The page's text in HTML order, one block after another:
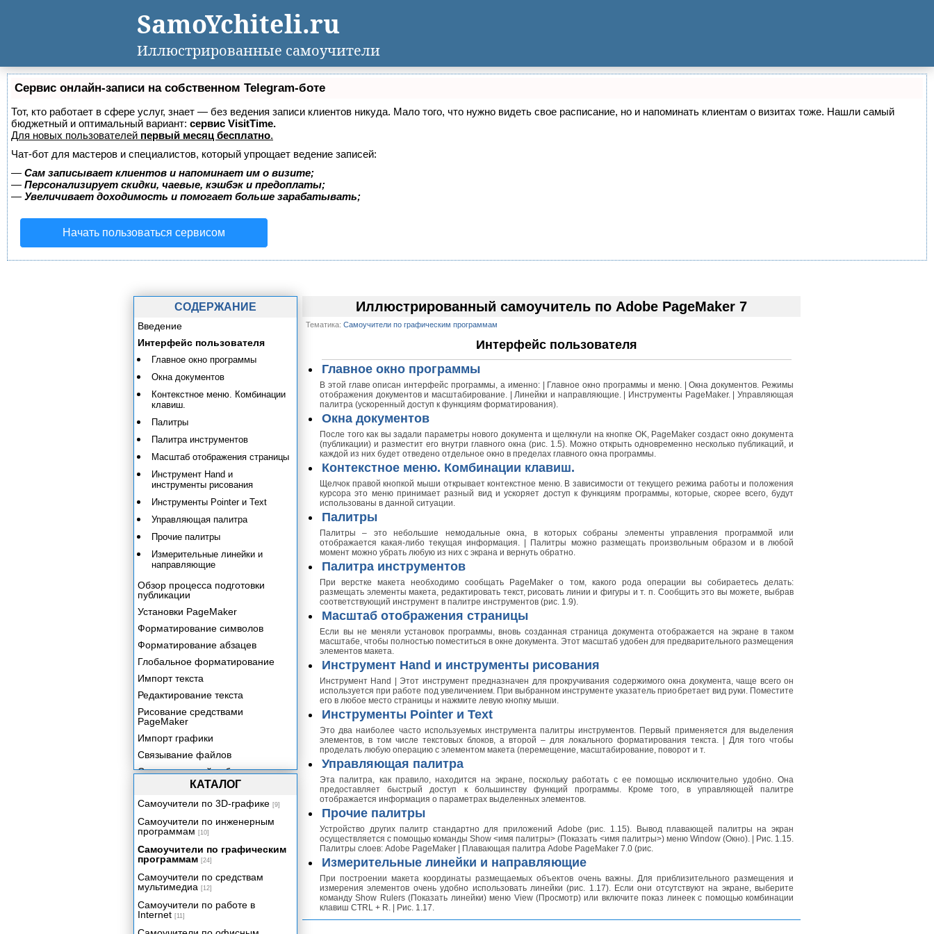
Сервис онлайн-записи на собственном Telegram-боте
Тот, кто работает в сфере услуг, знает — без ведения записи клиентов никуда. Мало того, что нужно видеть свое расписание, но и напоминать клиентам о визитах тоже. Нашли самый
бюджетный и оптимальный вариант: сервис VisitTime.
Для новых пользователей первый месяц бесплатно.
Чат-бот для мастеров и специалистов, который упрощает ведение записей:
— Сам записывает клиентов и напоминает им о визите;
— Персонализирует скидки, чаевые, кэшбэк и предоплаты;
— Увеличивает доходимость и помогает больше зарабатывать;
Начать пользоваться сервисом
Иллюстрированный самоучитель по Adobe PageMaker 7
Тематика: Самоучители по графическим программам
Интерфейс пользователя
Главное окно программы
В этой главе описан интерфейс программы, а именно: | Главное окно программы и меню. | Окна документов. Режимы
отображения документов и масштабирование. | Линейки и направляющие. | Инструменты PageMaker. | Управляющая
палитра (ускоренный доступ к функциям форматирования).
Окна документов
После того как вы задали параметры нового документа и щелкнули на кнопке OK, PageMaker создаст окно документа
(публикации) и разместит его внутри главного окна (рис. 1.5). Можно открыть одновременно несколько публикаций, и
каждой из них будет отведено отдельное окно в пределах главного окна программы.
Контекстное меню. Комбинации клавиш.
Щелчок правой кнопкой мыши открывает контекстное меню. В зависимости от текущего режима работы и положения
курсора это меню принимает разный вид и ускоряет доступ к функциям программы, которые, скорее всего, будут
использованы в данной ситуации.
Палитры
Палитры – это небольшие немодальные окна, в которых собраны элементы управления программой или
отображается какая-либо текущая информация. | Палитры можно размещать произвольным образом и в любой
момент можно убрать любую из них с экрана и вернуть обратно.
Палитра инструментов
При верстке макета необходимо сообщать PageMaker о том, какого рода операции вы собираетесь делать:
размещать элементы макета, редактировать текст, рисовать линии и фигуры и т. п. Сообщить это вы можете, выбрав
соответствующий инструмент в палитре инструментов (рис. 1.9).
Масштаб отображения страницы
Если вы не меняли установок программы, вновь созданная страница документа отображается на экране в таком
масштабе, чтобы полностью поместиться в окне документа. Этот масштаб удобен для предварительного размещения
элементов макета.
Инструмент Hand и инструменты рисования
Инструмент Hand | Этот инструмент предназначен для прокручивания содержимого окна документа, чаще всего он
используется при работе под увеличением. При выбранном инструменте указатель приобретает вид руки. Поместите
его в любое место страницы и нажмите левую кнопку мыши.
Инструменты Pointer и Text
Это два наиболее часто используемых инструмента палитры инструментов. Первый применяется для выделения
элементов, в том числе текстовых блоков, а второй – для локального форматирования текста. | Для того чтобы
проделать любую операцию с элементом макета (перемещение, масштабирование, поворот и т.
Управляющая палитра
Эта палитра, как правило, находится на экране, поскольку работать с ее помощью исключительно удобно. Она
предоставляет быстрый доступ к большинству функций программы. Кроме того, в управляющей палитре
отображается информация о параметрах выделенных элементов.
Прочие палитры
Устройство других палитр стандартно для приложений Adobe (рис. 1.15). Вывод плавающей палитры на экран
осуществляется с помощью команды Show <имя палитры> (Показать <имя палитры>) меню Window (Окно). | Рис. 1.15.
Палитры слоев: Adobe PageMaker | Плавающая палитра Adobe PageMaker 7.0 (рис.
Измерительные линейки и направляющие
При построении макета координаты размещаемых объектов очень важны. Для приблизительного размещения и
измерения элементов очень удобно использовать линейки (рис. 1.17). Если они отсутствуют на экране, выберите
команду Show Rulers (Показать линейки) меню View (Просмотр) или включите показ линеек с помощью комбинации
клавиш CTRL + R. | Рис. 1.17.
СОДЕРЖАНИЕ
Введение
Интерфейс пользователя
Главное окно программы
Окна документов
Контекстное меню. Комбинации
клавиш.
Палитры
Палитра инструментов
Масштаб отображения страницы
Инструмент Hand и
инструменты рисования
Инструменты Pointer и Text
Управляющая палитра
Прочие палитры
Измерительные линейки и
направляющие
Обзор процесса подготовки
публикации
Установки PageMaker
Форматирование символов
Форматирование абзацев
Глобальное форматирование
Импорт текста
Редактирование текста
Рисование средствами
PageMaker
Импорт графики
Связывание файлов
Создание новой публикации
Структура публикации
Компоновка текста и графики
Специальные эффекты
Верстка таблиц и бланков
Верстка книг
Электронные публикации
Определение цветов
Использование цвета
Управление цветом и треппинг
КАТАЛОГ
Самоучители по 3D-графике [9]
Самоучители по инженерным
программам [10]
Самоучители по графическим
программам [24]
Самоучители по средствам
мультимедиа [12]
Самоучители по работе в
Internet [11]
SamoYchiteli.ru
Иллюстрированные самоучители